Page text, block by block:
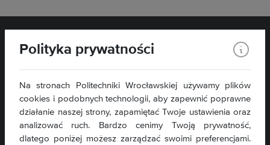
Wydział Zarządzania
50-371 Wrocław
Polityka prywatności
Na stronach Politechniki Wrocławskiej używamy plików
cookies i podobnych technologii, aby zapewnić poprawne
działanie naszej strony, zapamiętać Twoje ustawienia oraz
analizować ruch. Bardzo cenimy Twoją prywatność,
dlatego poniżej możesz zarządzać swoimi preferencjami.